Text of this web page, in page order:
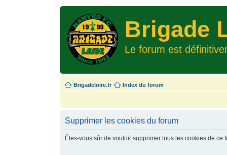
Brigade
Le forum est
Brigadeloire.fr Index du forum
Supprimer les cookies du forum
Êtes-vous sûr de vouloir supprimer tous les cookies de ce